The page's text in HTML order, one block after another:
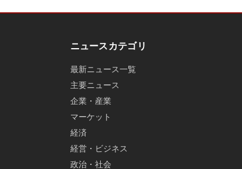
ニュースカテゴリ
最新ニュース一覧
主要ニュース
企業・産業
マーケット
経済
経営・ビジネス
政治・社会